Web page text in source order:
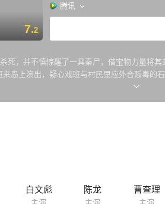
7.2
腾讯
死，并不慎惊醒了一具秦尸，借宝物力量
岛上演出，疑心戏班与村民里应外合贩毒
村中宝藏据为己有，却惊动秦尸令其再出
白文彪 陈龙 曹查理